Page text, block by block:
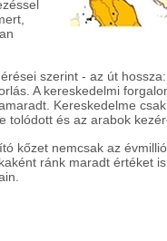
szerint - az út
A kereskedelmi
Kereskedelme
tolódott és az arabok
kőzet nemcsak az
ránk maradt értéket